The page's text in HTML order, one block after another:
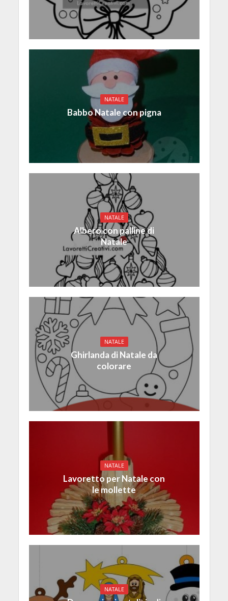
NATALE
Babbo Natale con pigna
NATALE
Albero con palline di
Natale
NATALE
Ghirlanda di Natale da
colorare
NATALE
Lavoretto per Natale con
le mollette
NATALE